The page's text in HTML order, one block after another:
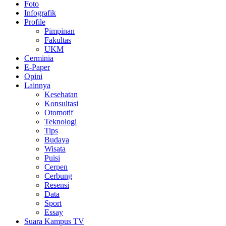
Foto
Infografik
Profile
Pimpinan
Fakultas
UKM
Cerminia
E-Paper
Opini
Lainnya
Kesehatan
Konsultasi
Otomotif
Teknologi
Tips
Budaya
Wisata
Puisi
Cerpen
Cerbung
Resensi
Data
Sport
Essay
Suara Kampus TV